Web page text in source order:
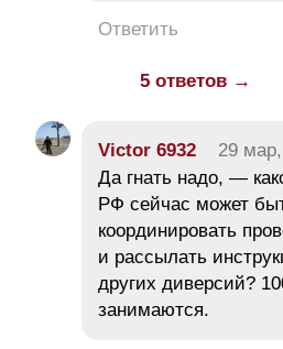
Ответить
5 ответов →
Victor 6932 29
Да гнать надо, —
РФ cейчас может
координировать
и рассылать
других диверсий?
занимаются.